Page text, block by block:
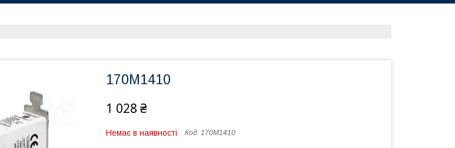
170M1410
1 028 ₴
Немає в наявності Код: 170M1410